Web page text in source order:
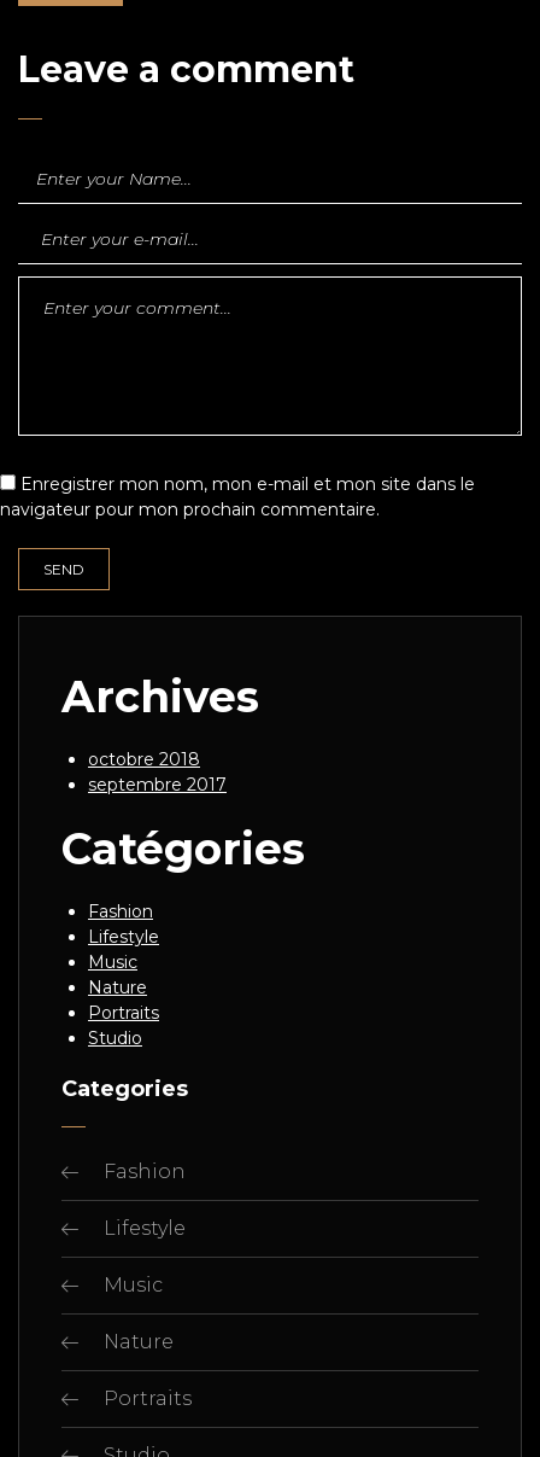
Leave a comment
Enregistrer mon nom, mon e-mail et mon site dans le
navigateur pour mon prochain commentaire.
Archives
octobre 2018
septembre 2017
Catégories
Fashion
Lifestyle
Music
Nature
Portraits
Studio
Categories
Fashion
Lifestyle
Music
Nature
Portraits